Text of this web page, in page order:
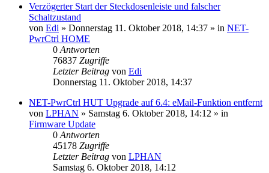
Verzögerter Start der Steckdosenleiste und falscher
Schaltzustand
von Edi » Donnerstag 11. Oktober 2018, 14:37 » in NET-
PwrCtrl HOME
0 Antworten
76837 Zugriffe
Letzter Beitrag von Edi
Donnerstag 11. Oktober 2018, 14:37
NET-PwrCtrl HUT Upgrade auf 6.4: eMail-Funktion entfernt
von LPHAN » Samstag 6. Oktober 2018, 14:12 » in
Firmware Update
0 Antworten
45178 Zugriffe
Letzter Beitrag von LPHAN
Samstag 6. Oktober 2018, 14:12